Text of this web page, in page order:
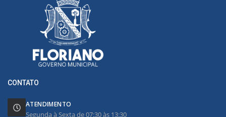
CONTATO
ATENDIMENTO
Segunda à Sexta de 07:30 às 13:30